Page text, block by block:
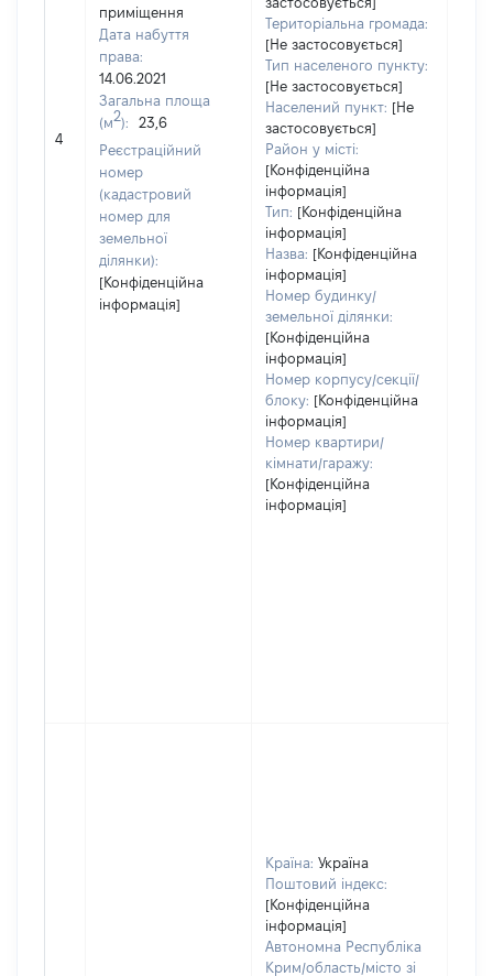
4
приміщення
Дата набуття
права:
14.06.2021
Загальна площа
(м2):
23,6
Реєстраційний
номер
(кадастровий
номер для
земельної
ділянки):
[Конфіденційна
інформація]
Територіальна громада:
[Не застосовується]
Тип населеного пункту:
[Не застосовується]
Населений пункт: [Не
застосовується]
Район у місті:
[Конфіденційна
інформація]
Тип: [Конфіденційна
інформація]
Назва: [Конфіденційна
інформація]
Номер будинку/
земельної ділянки:
[Конфіденційна
інформація]
Номер корпусу/секції/
блоку: [Конфіденційна
інформація]
Номер квартири/
кімнати/гаражу:
[Конфіденційна
інформація]
Країна: Україна
Поштовий індекс:
[Конфіденційна
інформація]
Автономна Республіка
Крим/область/місто зі